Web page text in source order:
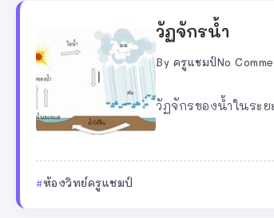
วัฏจักรน้ำ
By ครูแชมป์No
วัฏจักรของน้ำในระ
ห้องวิทย์ครูแชมป์